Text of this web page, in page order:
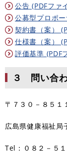
公告 (PDFファ
公募型プロポ
契約書（案）
仕様書（案）
評価基準 (PDF
３ 問い合
〒７３０－８５
広島県健康福祉局
Tel：０８２－５